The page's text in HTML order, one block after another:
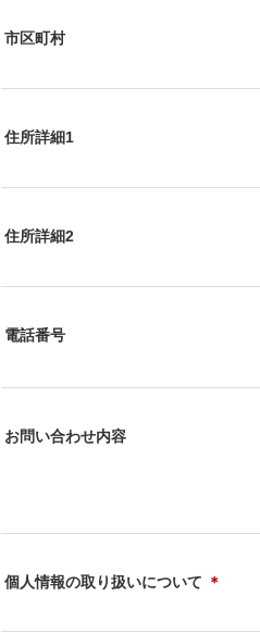
市区町村
住所詳細1
住所詳細2
電話番号
お問い合わせ内容
個人情報の取り扱いについて ＊